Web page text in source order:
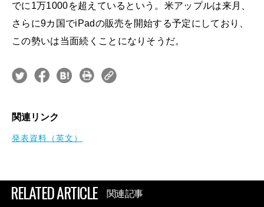
でに1万1000を超えているという。米アップルは来月、
さらに9カ国でiPadの販売を開始する予定にしており、
この勢いは当面続くことになりそうだ。
関連リンク
発表資料（英文）
RELATED ARTICLE 関連記事